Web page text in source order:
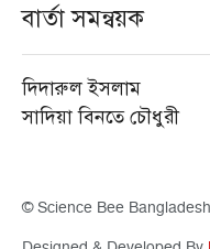
বার্তা সমন্বয়ক
দিদারুল ইসলাম
সাদিয়া বিনতে চৌধুরী
© Science Bee